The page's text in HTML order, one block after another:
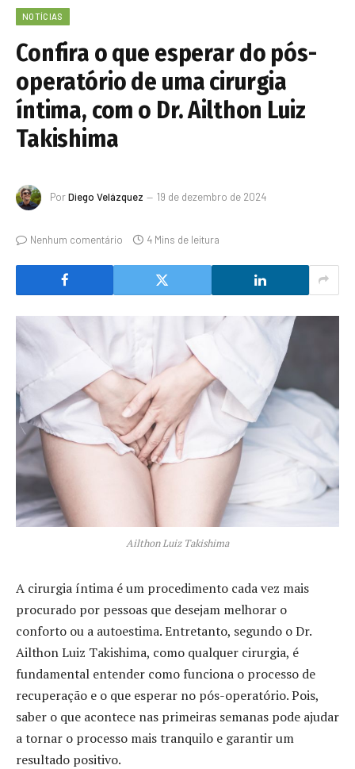
NOTÍCIAS
Confira o que esperar do pós-
operatório de uma cirurgia
íntima, com o Dr. Ailthon Luiz
Takishima
PorDiego Velázquez 19 de dezembro de 2024
Nenhum comentário 4 Mins de leitura
Ailthon Luiz Takishima
A cirurgia íntima é um procedimento cada vez mais
procurado por pessoas que desejam melhorar o
conforto ou a autoestima. Entretanto, segundo o Dr.
Ailthon Luiz Takishima, como qualquer cirurgia, é
fundamental entender como funciona o processo de
recuperação e o que esperar no pós-operatório. Pois,
saber o que acontece nas primeiras semanas pode ajudar
a tornar o processo mais tranquilo e garantir um
resultado positivo.